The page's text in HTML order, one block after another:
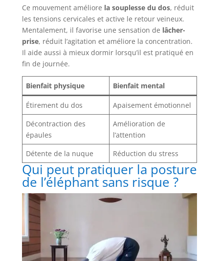
Ce mouvement améliore la souplesse du dos, réduit
les tensions cervicales et active le retour veineux.
Mentalement, il favorise une sensation de lâcher-
prise, réduit l’agitation et améliore la concentration.
Il aide aussi à mieux dormir lorsqu’il est pratiqué en
fin de journée.
Bienfait physique Bienfait mental
Étirement du dos
Apaisement émotionnel
Décontraction des
épaules
Amélioration de
l’attention
Détente de la nuque
Réduction du stress
Qui peut pratiquer la posture
de l’éléphant sans risque ?